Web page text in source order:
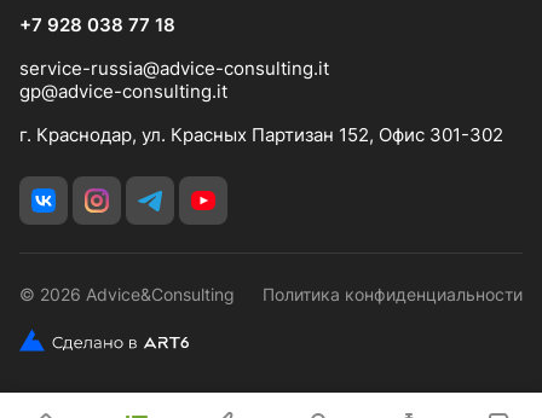
+7 928 038 77 18
service-russia@advice-consulting.it
gp@advice-consulting.it
г. Краснодар, ул. Красных Партизан 152, Офис 301-302
© 2026 Advice&Consulting Политика конфиденциальности